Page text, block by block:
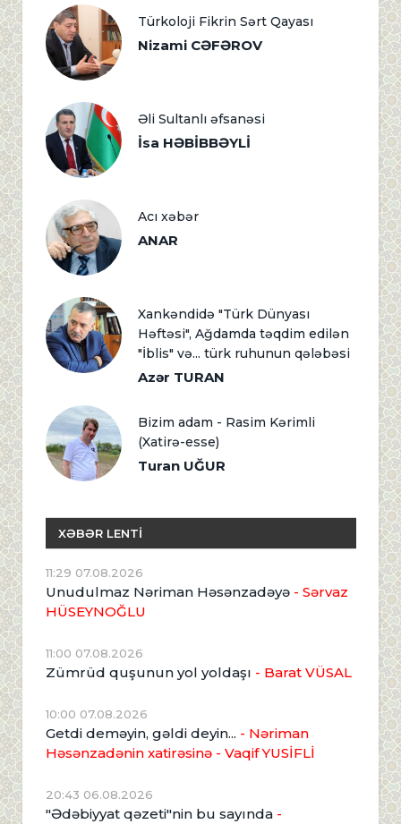
Türkoloji Fikrin Sərt Qayası
Nizami CƏFƏROV
Əli Sultanlı əfsanəsi
İsa HƏBİBBƏYLİ
Acı xəbər
ANAR
Xankəndidə "Türk Dünyası
Həftəsi", Ağdamda təqdim edilən
"İblis" və... türk ruhunun qələbəsi
Azər TURAN
Bizim adam - Rasim Kərimli
(Xatirə-esse)
Turan UĞUR
XƏBƏR LENTİ
11:29 07.08.2026
Unudulmaz Nəriman Həsənzadəyə - Sərvaz
HÜSEYNOĞLU
11:00 07.08.2026
Zümrüd quşunun yol yoldaşı - Barat VÜSAL
10:00 07.08.2026
Getdi deməyin, gəldi deyin... - Nəriman
Həsənzadənin xatirəsinə - Vaqif YUSİFLİ
20:43 06.08.2026
"Ədəbiyyat qəzeti"nin bu sayında -